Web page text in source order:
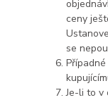
ceny
se
Je-li to v